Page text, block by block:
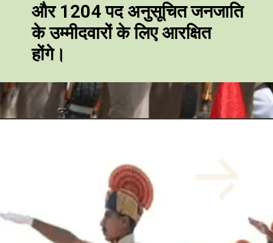
और 1204 पद अनुसूचित जनजाति
के उम्मीदवारों के लिए आरक्षित
होंगे।